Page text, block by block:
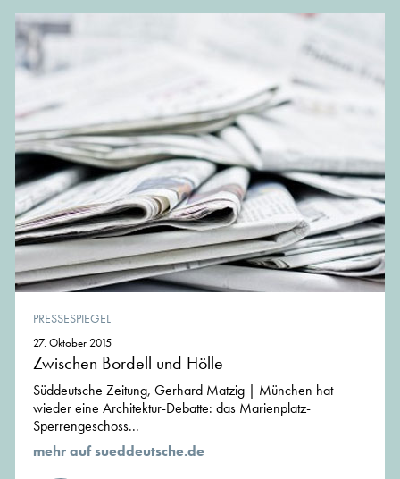
PRESSESPIEGEL
27. Oktober 2015
Zwischen Bordell und Hölle
Süddeutsche Zeitung, Gerhard Matzig | München hat
wieder eine Architektur-Debatte: das Marienplatz-
Sperrengeschoss...
mehr auf sueddeutsche.de